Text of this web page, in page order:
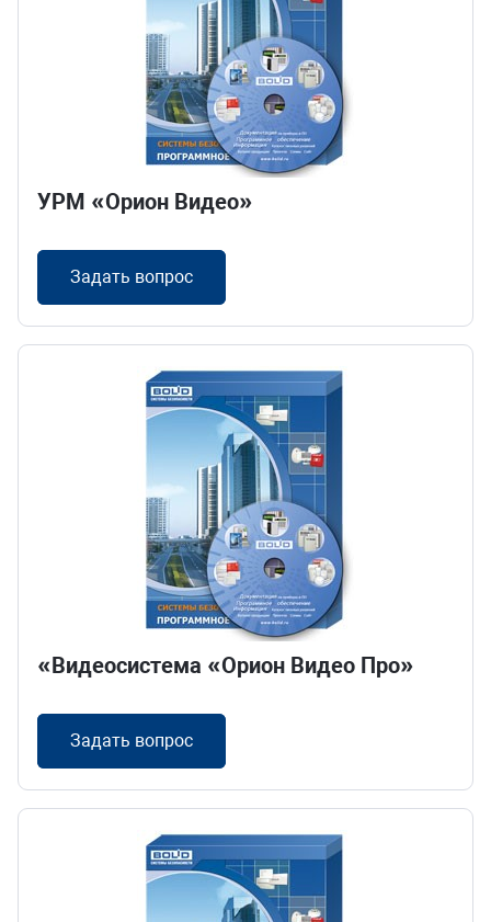
УРМ «Орион Видео»
Задать вопрос
«Видеосистема «Орион Видео Про»
Задать вопрос